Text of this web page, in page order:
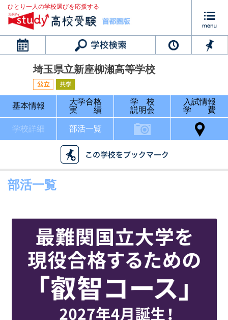
ひとり一人の学校選びを応援する
カレンダー
埼玉県立新座柳瀬高等学校
基本情報
大学合格
実 績
学 校
説明会
入試情報
学 費
学校詳細 部活一覧
部活一覧